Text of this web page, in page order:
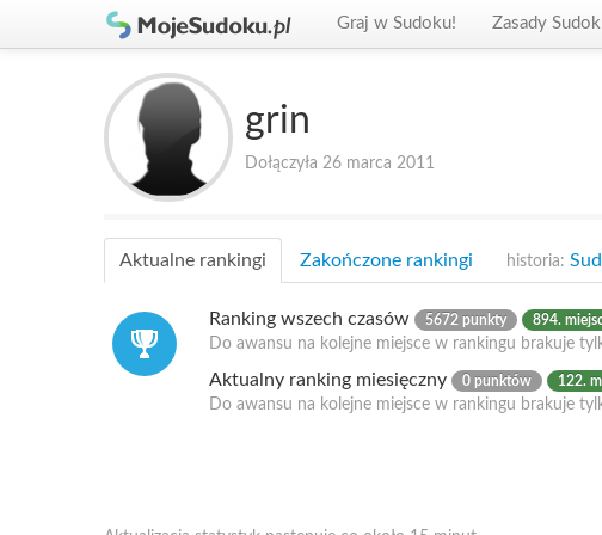
Graj w Sudoku! Zasady
grin
Dołączyła 26 marca 2011
Aktualne rankingi Zakończone rankingi historia:
Ranking wszech czasów 5672 punkty 894.
Do awansu na kolejne miejsce w rankingu brakuje
Aktualny ranking miesięczny 0 punktów 122.
Do awansu na kolejne miejsce w rankingu brakuje